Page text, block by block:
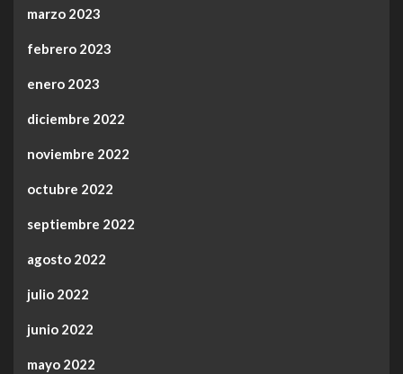
marzo 2023
febrero 2023
enero 2023
diciembre 2022
noviembre 2022
octubre 2022
septiembre 2022
agosto 2022
julio 2022
junio 2022
mayo 2022